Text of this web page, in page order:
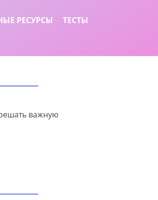
РЕСУРСЫ
ТЕСТЫ
важную